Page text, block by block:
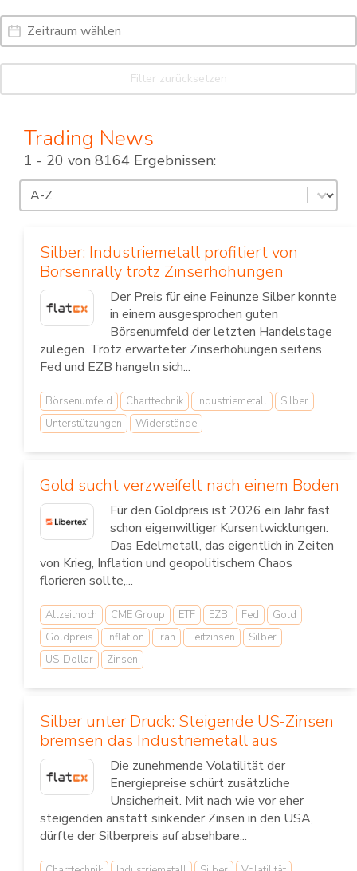
Date Range
Date
Filter zurücksetzen
Trading News
1 - 20 von 8164 Ergebnissen:
Sortierung
Sort content
Silber: Industriemetall profitiert von
Börsenrally trotz Zinserhöhungen
Der Preis für eine Feinunze Silber konnte
in einem ausgesprochen guten
Börsenumfeld der letzten Handelstage
zulegen. Trotz erwarteter Zinserhöhungen seitens
Fed und EZB hangeln sich...
Börsenumfeld Charttechnik Industriemetall
Silber
Unterstützungen
Widerstände
Gold sucht verzweifelt nach einem Boden
Für den Goldpreis ist 2026 ein Jahr fast
schon eigenwilliger Kursentwicklungen.
Das Edelmetall, das eigentlich in Zeiten
von Krieg, Inflation und geopolitischem Chaos
florieren sollte,...
Allzeithoch CME Group ETF EZB Fed
Gold
Goldpreis
Inflation Iran Leitzinsen
Silber
US-Dollar
Zinsen
Silber unter Druck: Steigende US-Zinsen
bremsen das Industriemetall aus
Die zunehmende Volatilität der
Energiepreise schürt zusätzliche
Unsicherheit. Mit nach wie vor eher
steigenden anstatt sinkender Zinsen in den USA,
dürfte der Silberpreis auf absehbare...